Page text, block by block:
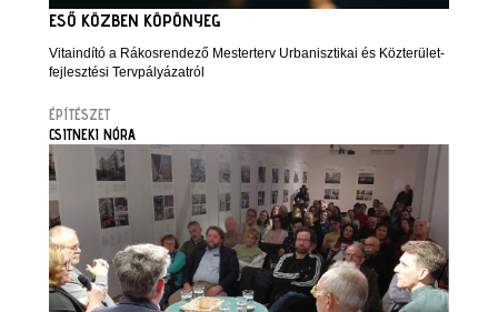
ESŐ KÖZBEN KÖPÖNYEG
Vitaindító a Rákosrendező Mesterterv Urbanisztikai és Közterület-
fejlesztési Tervpályázatról
ÉPÍTÉSZET
CSITNEKI NÓRA